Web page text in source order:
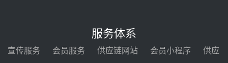
电机组灵活性改造项目三元液态盐
采购合同
服务体系
宣传服务 会员服务 供应链网站 会员小程序
供应